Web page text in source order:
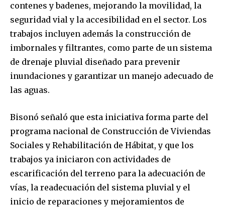
contenes y badenes, mejorando la movilidad, la
seguridad vial y la accesibilidad en el sector. Los
trabajos incluyen además la construcción de
imbornales y filtrantes, como parte de un sistema
de drenaje pluvial diseñado para prevenir
inundaciones y garantizar un manejo adecuado de
las aguas.
Bisonó señaló que esta iniciativa forma parte del
programa nacional de Construcción de Viviendas
Sociales y Rehabilitación de Hábitat, y que los
trabajos ya iniciaron con actividades de
escarificación del terreno para la adecuación de
vías, la readecuación del sistema pluvial y el
inicio de reparaciones y mejoramientos de